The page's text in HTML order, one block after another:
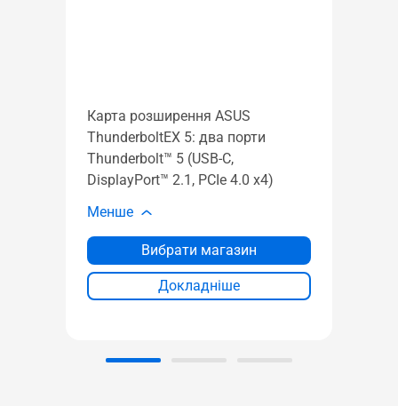
Карта розширення ASUS
ThunderboltEX 5: два порти
Thunderbolt™ 5 (USB‑C,
DisplayPort™ 2.1, PCIe 4.0 x4)
Менше
Вибрати магазин
Докладніше